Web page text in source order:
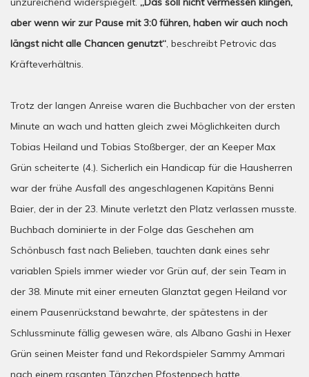
aber wenn wir zur Pause mit 3:0 führen, haben wir auch noch
längst nicht alle Chancen genutzt“, beschreibt Petrovic das
Kräfteverhältnis.
Trotz der langen Anreise waren die Buchbacher von der ersten
Minute an wach und hatten gleich zwei Möglichkeiten durch
Tobias Heiland und Tobias Stoßberger, der an Keeper Max
Grün scheiterte (4.). Sicherlich ein Handicap für die Hausherren
war der frühe Ausfall des angeschlagenen Kapitäns Benni
Baier, der in der 23. Minute verletzt den Platz verlassen musste.
Buchbach dominierte in der Folge das Geschehen am
Schönbusch fast nach Belieben, tauchten dank eines sehr
variablen Spiels immer wieder vor Grün auf, der sein Team in
der 38. Minute mit einer erneuten Glanztat gegen Heiland vor
einem Pausenrückstand bewahrte, der spätestens in der
Schlussminute fällig gewesen wäre, als Albano Gashi in Hexer
Grün seinen Meister fand und Rekordspieler Sammy Ammari
nach einem rasanten Tänzchen Pfostenpech hatte.